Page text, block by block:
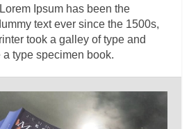
Ipsum has been the
text ever since the 1500s,
took a galley of type and
type specimen book.